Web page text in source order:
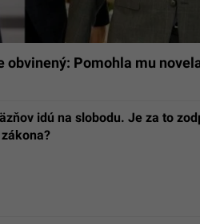
Pomohla mu
idú na slobodu. Je za to